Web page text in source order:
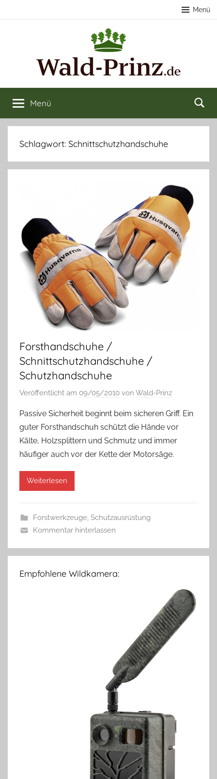
Menü
Nachhaltige
Forstwirtschaft
Naturerlebnisse
Wald
kaufen
verkaufen
Menü
Schlagwort: Schnittschutzhandschuhe
Forsthandschuhe /
Schnittschutzhandschuhe /
Schutzhandschuhe
Veröffentlicht am 09/05/2010 von Wald-Prinz
Passive Sicherheit beginnt beim sicheren Griff. Ein
guter Forsthandschuh schützt die Hände vor
Kälte, Holzsplittern und Schmutz und immer
häufiger auch vor der Kette der Motorsäge.
Weiterlesen
Forstwerkzeuge, Schutzausrüstung
Kommentar hinterlassen
Empfohlene Wildkamera: